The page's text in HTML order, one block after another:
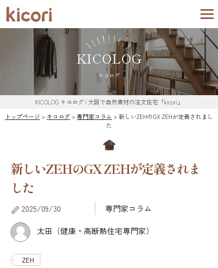
KICOLOG
キコログ
KICOLOG キコログ| 大阪で自然素材の注文住宅「kicori」
トップページ > キコログ > 専門家コラム > 新しいZEHのGX ZEHが定義されまし
た
新しいZEHのGX ZEHが定義されま
した
2025/09/30
専門家コラム
太田（健康・高断熱住宅専門家）
ZEH